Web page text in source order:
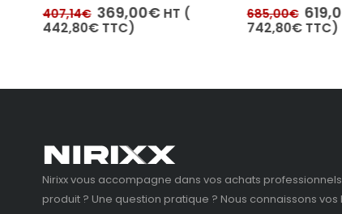
407,14€ Le
prix
initial
369,00€Le
prix
HT (
442,80€TTC)
685,00€ Le
prix
initial
742,80€TTC)
Nirixx vous accompagne dans vos achats
produit ? Une question pratique ? Nous connaissons